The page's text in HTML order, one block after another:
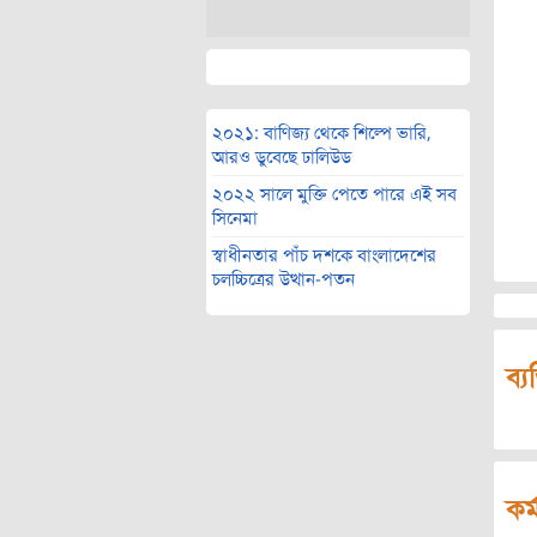
২০২১: বাণিজ্য থেকে শিল্পে ভারি,
আরও ডুবেছে ঢালিউড
২০২২ সালে মুক্তি পেতে পারে এই সব
সিনেমা
স্বাধীনতার পাঁচ দশকে বাংলাদেশের
চলচ্চিত্রের উত্থান-পতন